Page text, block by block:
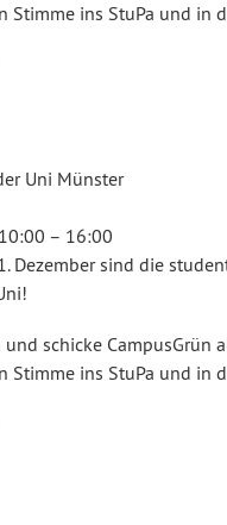
Stimme ins StuPa und in
Uni Münster
– 16:00
Dezember sind die
schicke CampusGrün
Stimme ins StuPa und in